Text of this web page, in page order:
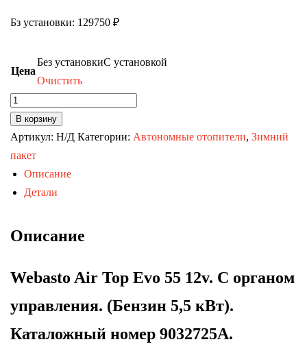
Бз установки: 129750 ₽
Цена
Без установкиС установкой
Очистить
Количество
товара
Webasto
Air
Top
Evo
12v.
управления.
(Бензин
кВт).
В корзину
Артикул: Н/Д Категории: Автономные отопители, Зимний
пакет
Описание
Детали
Описание
Webasto Air Top Evo 55 12v. С органом
управления. (Бензин 5,5 кВт).
Каталожный номер 9032725A.